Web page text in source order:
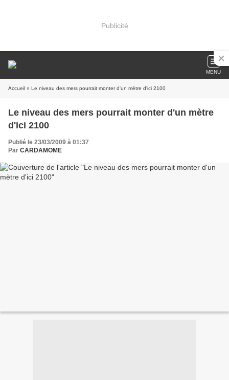
Publicité
MENU
Accueil » Le niveau des mers pourrait monter d'un mètre d'ici 2100
Le niveau des mers pourrait monter d'un mètre
d'ici 2100
Publié le 23/03/2009 à 01:37
Par CARDAMOME